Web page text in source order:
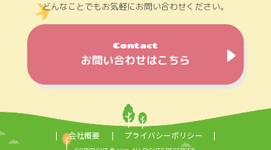
どんなことでもお気軽にお問い合わせください。
Contact
お問い合わせはこちら
会社概要 プライバシーポリシー